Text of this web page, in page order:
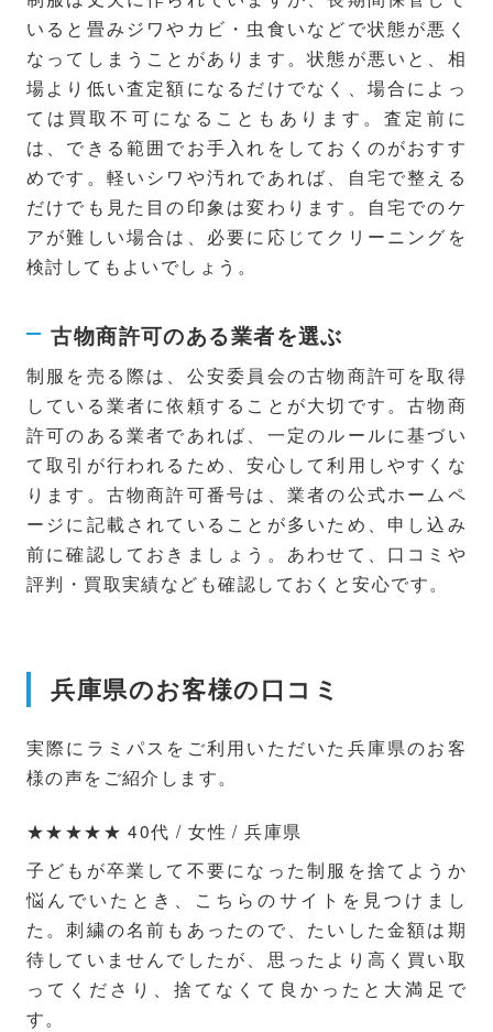
いると畳みジワやカビ・虫食いなどで状態が悪く
なってしまうことがあります。状態が悪いと、相
場より低い査定額になるだけでなく、場合によっ
ては買取不可になることもあります。査定前に
は、できる範囲でお手入れをしておくのがおすす
めです。軽いシワや汚れであれば、自宅で整える
だけでも見た目の印象は変わります。自宅でのケ
アが難しい場合は、必要に応じてクリーニングを
検討してもよいでしょう。
古物商許可のある業者を選ぶ
制服を売る際は、公安委員会の古物商許可を取得
している業者に依頼することが大切です。古物商
許可のある業者であれば、一定のルールに基づい
て取引が行われるため、安心して利用しやすくな
ります。古物商許可番号は、業者の公式ホームペ
ージに記載されていることが多いため、申し込み
前に確認しておきましょう。あわせて、口コミや
評判・買取実績なども確認しておくと安心です。
兵庫県のお客様の口コミ
実際にラミパスをご利用いただいた兵庫県のお客
様の声をご紹介します。
★★★★★ 40代 / 女性 / 兵庫県
子どもが卒業して不要になった制服を捨てようか
悩んでいたとき、こちらのサイトを見つけまし
た。刺繍の名前もあったので、たいした金額は期
待していませんでしたが、思ったより高く買い取
ってくださり、捨てなくて良かったと大満足で
す。